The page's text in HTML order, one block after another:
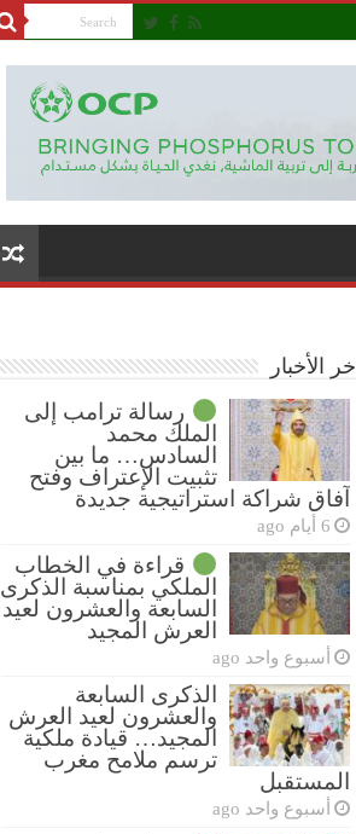
أخر الأخبار
رسالة ترامب إلى
الملك محمد
السادس… ما بين
تثبيت الإعتراف وفتح
آفاق شراكة استراتيجية جديدة
6 أيام ago
قراءة في الخطاب
الملكي بمناسبة الذكرى
السابعة والعشرون لعيد
العرش المجيد
أسبوع واحد ago
الذكرى السابعة
والعشرون لعيد العرش
المجيد… قيادة ملكية
ترسم ملامح مغرب
المستقبل
أسبوع واحد ago